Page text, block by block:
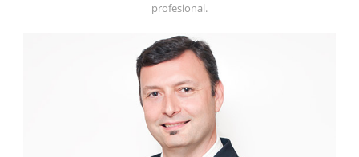
profesional.